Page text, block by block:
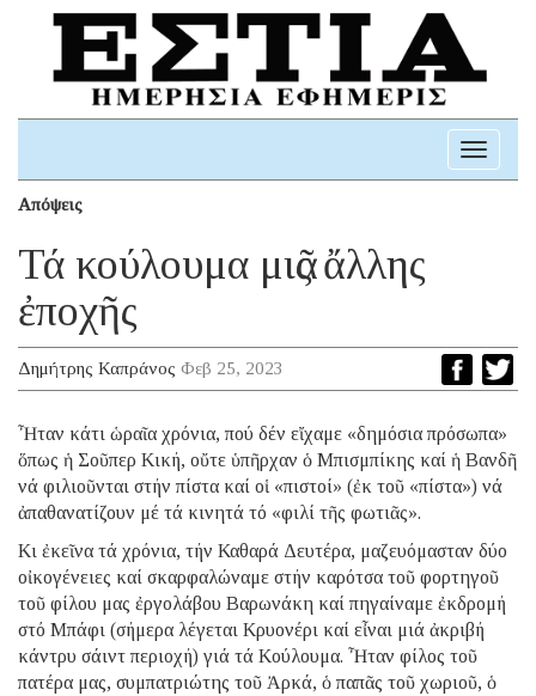
Toggle
Απόψεις
Τά κούλουμα μιᾶς ἄλλης
ἐποχῆς
Δημήτρης Καπράνος Φεβ 25, 2023
Ἦταν κάτι ὡραῖα χρόνια, πού δέν εἴχαμε «δημόσια πρόσωπα»
ὅπως ἡ Σοῦπερ Κική, οὔτε ὑπῆρχαν ὁ Μπισμπίκης καί ἡ Βανδῆ
νά φιλιοῦνται στήν πίστα καί οἱ «πιστοί» (ἐκ τοῦ «πίστα») νά
ἀπαθανατίζουν μέ τά κινητά τό «φιλί τῆς φωτιᾶς».
Κι ἐκεῖνα τά χρόνια, τήν Καθαρά Δευτέρα, μαζευόμασταν δύο
οἰκογένειες καί σκαρφαλώναμε στήν καρότσα τοῦ φορτηγοῦ
τοῦ φίλου μας ἐργολάβου Βαρωνάκη καί πηγαίναμε ἐκδρομή
στό Μπάφι (σήμερα λέγεται Κρυονέρι καί εἶναι μιά ἀκριβή
κάντρυ σάιντ περιοχή) γιά τά Κούλουμα. Ἦταν φίλος τοῦ
πατέρα μας, συμπατριώτης τοῦ Ἀρκά, ὁ παπᾶς τοῦ χωριοῦ, ὁ